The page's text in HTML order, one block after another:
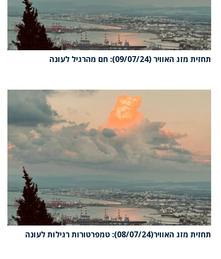
תחזית מזג האוויר (09/07/24): חם מהרגיל לעונה
תחזית מזג האוויר(08/07/24): טמפרטורות רגילות לעונה